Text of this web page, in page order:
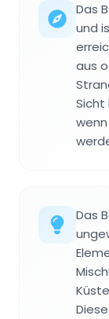
Das
und
aus
Sicht
Das